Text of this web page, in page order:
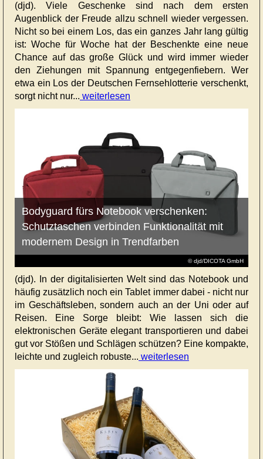
(djd). Viele Geschenke sind nach dem ersten
Augenblick der Freude allzu schnell wieder vergessen.
Nicht so bei einem Los, das ein ganzes Jahr lang gültig
ist: Woche für Woche hat der Beschenkte eine neue
Chance auf das große Glück und wird immer wieder
den Ziehungen mit Spannung entgegenfiebern. Wer
etwa ein Los der Deutschen Fernsehlotterie verschenkt,
sorgt nicht nur... weiterlesen
© djd/DICOTA GmbH
Bodyguard fürs Notebook verschenken:
Schutztaschen verbinden Funktionalität mit
modernem Design in Trendfarben
(djd). In der digitalisierten Welt sind das Notebook und
häufig zusätzlich noch ein Tablet immer dabei - nicht nur
im Geschäftsleben, sondern auch an der Uni oder auf
Reisen. Eine Sorge bleibt: Wie lassen sich die
elektronischen Geräte elegant transportieren und dabei
gut vor Stößen und Schlägen schützen? Eine kompakte,
leichte und zugleich robuste... weiterlesen